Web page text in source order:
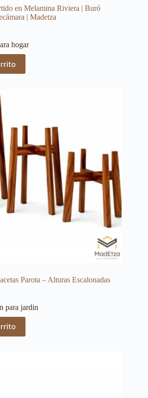
en Melamina Riviera | Buró
| Madetza
hogar
Parota – Alturas Escalonadas
para jardin